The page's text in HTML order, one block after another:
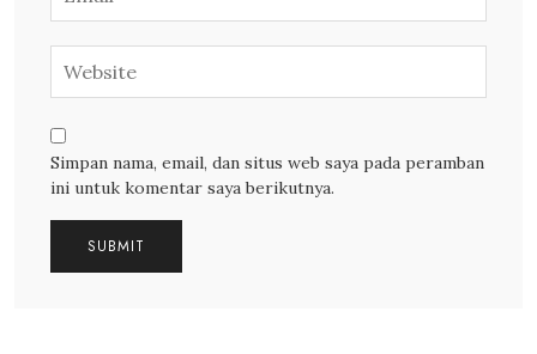
Simpan nama, email, dan situs web saya pada peramban
ini untuk komentar saya berikutnya.